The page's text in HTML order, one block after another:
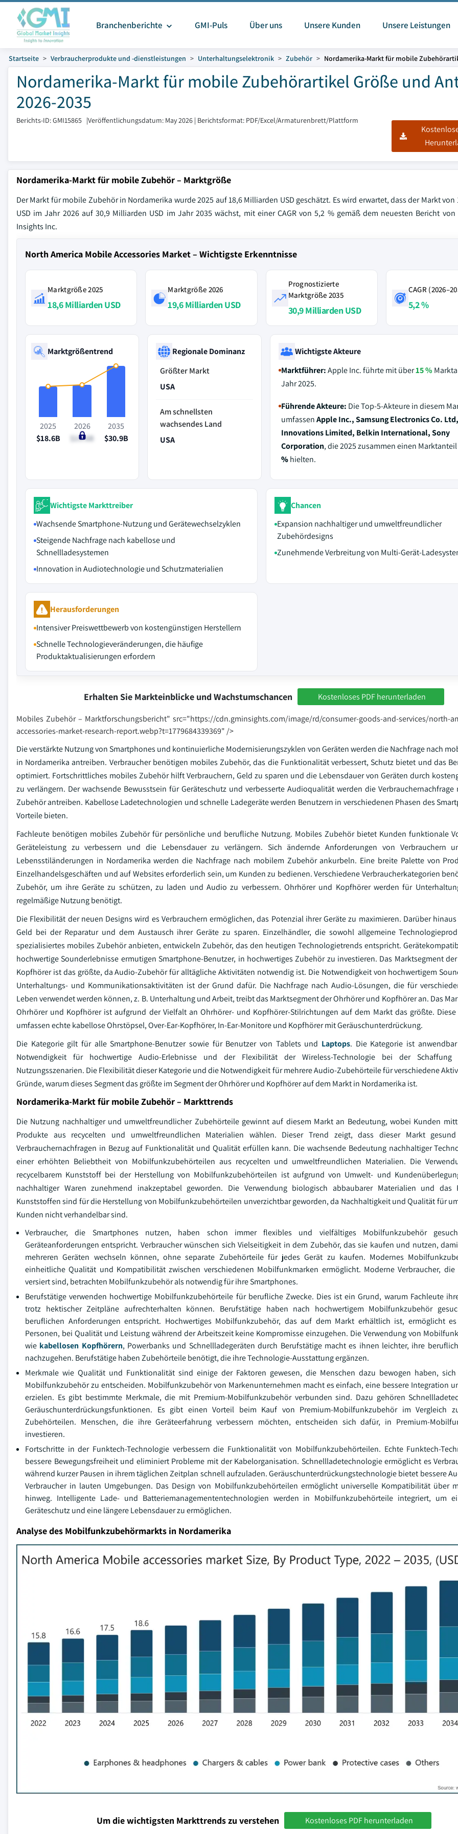
Branchenberichte GMI-Puls Über uns Unsere Kunden Unsere Leistungen
Startseite Verbraucherprodukte und -dienstleistungen Unterhaltungselektronik Zubehör Nordamerika-Markt für mobile
Nordamerika-Markt für mobile Zubehörartikel Größe und
2026-2035
Berichts-ID: GMI15865 |Veröffentlichungsdatum: May 2026 | Berichtsformat: PDF/Excel/Armaturenbrett/Plattform
Nordamerika-Markt für mobile Zubehör – Marktgröße
Der Markt für mobile Zubehör in Nordamerika wurde 2025 auf 18,6 Milliarden USD geschätzt. Es wird erwartet, dass der Markt
USD im Jahr 2026 auf 30,9 Milliarden USD im Jahr 2035 wächst, mit einer CAGR von 5,2 % gemäß dem neuesten Bericht
Insights Inc.
North America Mobile Accessories Market – Wichtigste Erkenntnisse
Marktgröße 2025
18,6 Milliarden USD
Marktgröße 2026
19,6 Milliarden USD
Prognostizierte
Marktgröße 2035
30,9 Milliarden USD
CAGR
5,2 %
Marktgrößentrend
2025
$18.6B
2026
$19.6B
2035
$30.9B
Regionale Dominanz
Größter Markt
USA
Am schnellsten
wachsendes Land
USA
Wichtigste Akteure
Marktführer:Apple Inc. führte mit über15 %
Jahr 2025.
Führende Akteure: Die Top-5-Akteure in diesem
umfassenApple Inc., Samsung Electronics Co.
Innovations Limited, Belkin International, Sony
Corporation, die 2025 zusammen einen
%hielten.
Wichtigste Markttreiber
Wachsende Smartphone-Nutzung und Gerätewechselzyklen
Steigende Nachfrage nach kabellose und
Schnellladesystemen
Innovation in Audiotechnologie und Schutzmaterialien
Chancen
Expansion nachhaltiger und umweltfreundlicher
Zubehördesigns
Zunehmende Verbreitung von Multi-Gerät-
Herausforderungen
Intensiver Preiswettbewerb von kostengünstigen Herstellern
Schnelle Technologieveränderungen, die häufige
Produktaktualisierungen erfordern
Erhalten Sie Markteinblicke und Wachstumschancen Kostenloses PDF herunterladen
Mobiles Zubehör – Marktforschungsbericht" src="https://cdn.gminsights.com/image/rd/consumer-goods-and-services/north-
accessories-market-research-report.webp?t=1779684339369" />
Die verstärkte Nutzung von Smartphones und kontinuierliche Modernisierungszyklen von Geräten werden die Nachfrage nach
in Nordamerika antreiben. Verbraucher benötigen mobiles Zubehör, das die Funktionalität verbessert, Schutz bietet und das
optimiert. Fortschrittliches mobiles Zubehör hilft Verbrauchern, Geld zu sparen und die Lebensdauer von Geräten durch
zu verlängern. Der wachsende Bewusstsein für Geräteschutz und verbesserte Audioqualität werden die
Zubehör antreiben. Kabellose Ladetechnologien und schnelle Ladegeräte werden Benutzern in verschiedenen Phasen des
Vorteile bieten.
Fachleute benötigen mobiles Zubehör für persönliche und berufliche Nutzung. Mobiles Zubehör bietet Kunden funktionale
Geräteleistung zu verbessern und die Lebensdauer zu verlängern. Sich ändernde Anforderungen von Verbrauchern
Lebensstiländerungen in Nordamerika werden die Nachfrage nach mobilem Zubehör ankurbeln. Eine breite Palette von
Einzelhandelsgeschäften und auf Websites erforderlich sein, um Kunden zu bedienen. Verschiedene Verbraucherkategorien
Zubehör, um ihre Geräte zu schützen, zu laden und Audio zu verbessern. Ohrhörer und Kopfhörer werden für
regelmäßige Nutzung benötigt.
Die Flexibilität der neuen Designs wird es Verbrauchern ermöglichen, das Potenzial ihrer Geräte zu maximieren. Darüber
Geld bei der Reparatur und dem Austausch ihrer Geräte zu sparen. Einzelhändler, die sowohl allgemeine
spezialisiertes mobiles Zubehör anbieten, entwickeln Zubehör, das den heutigen Technologietrends entspricht.
hochwertige Sounderlebnisse ermutigen Smartphone-Benutzer, in hochwertiges Zubehör zu investieren. Das Marktsegment
Kopfhörer ist das größte, da Audio-Zubehör für alltägliche Aktivitäten notwendig ist. Die Notwendigkeit von hochwertigem
Unterhaltungs- und Kommunikationsaktivitäten ist der Grund dafür. Die Nachfrage nach Audio-Lösungen, die für
Leben verwendet werden können, z. B. Unterhaltung und Arbeit, treibt das Marktsegment der Ohrhörer und Kopfhörer an. Das
Ohrhörer und Kopfhörer ist aufgrund der Vielfalt an Ohrhörer- und Kopfhörer-Stilrichtungen auf dem Markt das größte.
umfassen echte kabellose Ohrstöpsel, Over-Ear-Kopfhörer, In-Ear-Monitore und Kopfhörer mit Geräuschunterdrückung.
Die Kategorie gilt für alle Smartphone-Benutzer sowie für Benutzer von Tablets und Laptops. Die Kategorie ist
Notwendigkeit für hochwertige Audio-Erlebnisse und der Flexibilität der Wireless-Technologie bei der Schaffung
Nutzungsszenarien. Die Flexibilität dieser Kategorie und die Notwendigkeit für mehrere Audio-Zubehörteile für verschiedene
Gründe, warum dieses Segment das größte im Segment der Ohrhörer und Kopfhörer auf dem Markt in Nordamerika ist.
Nordamerika-Markt für mobile Zubehör – Markttrends
Die Nutzung nachhaltiger und umweltfreundlicher Zubehörteile gewinnt auf diesem Markt an Bedeutung, wobei Kunden
Produkte aus recycelten und umweltfreundlichen Materialien wählen. Dieser Trend zeigt, dass dieser Markt
Verbrauchernachfragen in Bezug auf Funktionalität und Qualität erfüllen kann. Die wachsende Bedeutung nachhaltiger
einer erhöhten Beliebtheit von Mobilfunkzubehörteilen aus recycelten und umweltfreundlichen Materialien. Die
recycelbarem Kunststoff bei der Herstellung von Mobilfunkzubehörteilen ist aufgrund von Umwelt- und
nachhaltiger Waren zunehmend inakzeptabel geworden. Die Verwendung biologisch abbaubarer Materialien und das
Kunststoffen sind für die Herstellung von Mobilfunkzubehörteilen unverzichtbar geworden, da Nachhaltigkeit und Qualität für
Kunden nicht verhandelbar sind.
Verbraucher, die Smartphones nutzen, haben schon immer flexibles und vielfältiges Mobilfunkzubehör
Geräteanforderungen entspricht. Verbraucher wünschen sich Vielseitigkeit in dem Zubehör, das sie kaufen und nutzen,
mehreren Geräten wechseln können, ohne separate Zubehörteile für jedes Gerät zu kaufen. Modernes
einheitliche Qualität und Kompatibilität zwischen verschiedenen Mobilfunkmarken ermöglicht. Moderne Verbraucher, die
versiert sind, betrachten Mobilfunkzubehör als notwendig für ihre Smartphones.
Berufstätige verwenden hochwertige Mobilfunkzubehörteile für berufliche Zwecke. Dies ist ein Grund, warum Fachleute
trotz hektischer Zeitpläne aufrechterhalten können. Berufstätige haben nach hochwertigem Mobilfunkzubehör
beruflichen Anforderungen entspricht. Hochwertiges Mobilfunkzubehör, das auf dem Markt erhältlich ist, ermöglicht
Personen, bei Qualität und Leistung während der Arbeitszeit keine Kompromisse einzugehen. Die Verwendung von
wie kabellosen Kopfhörern, Powerbanks und Schnellladegeräten durch Berufstätige macht es ihnen leichter, ihre
nachzugehen. Berufstätige haben Zubehörteile benötigt, die ihre Technologie-Ausstattung ergänzen.
Merkmale wie Qualität und Funktionalität sind einige der Faktoren gewesen, die Menschen dazu bewogen haben,
Mobilfunkzubehör zu entscheiden. Mobilfunkzubehör von Markenunternehmen macht es einfach, eine bessere Integration
erzielen. Es gibt bestimmte Merkmale, die mit Premium-Mobilfunkzubehör verbunden sind. Dazu gehören
Geräuschunterdrückungsfunktionen. Es gibt einen Vorteil beim Kauf von Premium-Mobilfunkzubehör im Vergleich
Zubehörteilen. Menschen, die ihre Geräteerfahrung verbessern möchten, entscheiden sich dafür, in Premium-
investieren.
Fortschritte in der Funktech-Technologie verbessern die Funktionalität von Mobilfunkzubehörteilen. Echte Funktech-
bessere Bewegungsfreiheit und eliminiert Probleme mit der Kabelorganisation. Schnellladetechnologie ermöglicht es
während kurzer Pausen in ihrem täglichen Zeitplan schnell aufzuladen. Geräuschunterdrückungstechnologie bietet bessere
Verbraucher in lauten Umgebungen. Das Design von Mobilfunkzubehörteilen ermöglicht universelle Kompatibilität über
hinweg. Intelligente Lade- und Batteriemanagemententechnologien werden in Mobilfunkzubehörteile integriert, um
Geräteschutz und eine längere Lebensdauer zu ermöglichen.
Analyse des Mobilfunkzubehörmarkts in Nordamerika
Um die wichtigsten Markttrends zu verstehen Kostenloses PDF herunterladen